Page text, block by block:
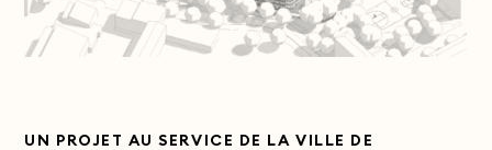
UN PROJET AU SERVICE DE LA VILLE DE